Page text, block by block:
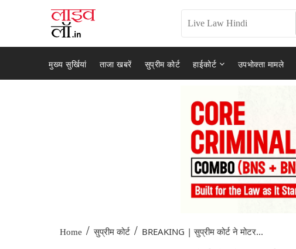
मुख्य सुर्खियां ताजा खबरें सुप्रीम कोर्ट हाईकोर्ट उपभोक्ता मामले
Home / सुप्रीम कोर्ट / BREAKING | सुप्रीम कोर्ट ने मोटर...